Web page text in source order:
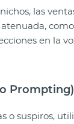
las
en la
Prompting)
o suspiros,